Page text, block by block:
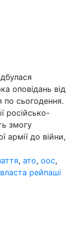
оповідань від
по сьогодення.
російсько-
змогу
армії до війни,
, ато, оос,
власта рейпаші